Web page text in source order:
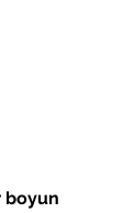
boyun